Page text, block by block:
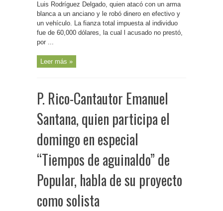
con
un
arma
blanca
un
Luis Rodríguez Delgado, quien atacó con un arma
blanca a un anciano y le robó dinero en efectivo y
un vehículo. La fianza total impuesta al individuo
fue de 60,000 dólares, la cual l acusado no prestó,
por ...
Leer más »
P. Rico-Cantautor Emanuel
Santana, quien participa el
domingo en especial
“Tiempos de aguinaldo” de
Popular, habla de su proyecto
como solista